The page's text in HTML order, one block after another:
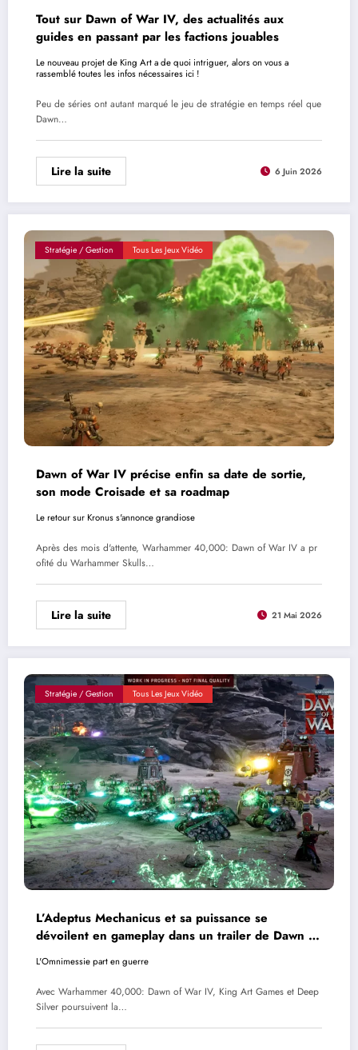
Tout sur Dawn of War IV, des actualités aux
guides en passant par les factions jouables
Le nouveau projet de King Art a de quoi intriguer, alors on vous a
rassemblé toutes les infos nécessaires ici !
Peu de séries ont autant marqué le jeu de stratégie en temps réel que
Dawn…
Lire la suite 6 Juin 2026
Stratégie / Gestion Tous Les Jeux Vidéo
Dawn of War IV précise enfin sa date de sortie,
son mode Croisade et sa roadmap
Le retour sur Kronus s'annonce grandiose
Après des mois d'attente, Warhammer 40,000: Dawn of War IV a pr
ofité du Warhammer Skulls…
Lire la suite 21 Mai 2026
Stratégie / Gestion Tous Les Jeux Vidéo
L’Adeptus Mechanicus et sa puissance se
dévoilent en gameplay dans un trailer de Dawn of
L'Omnimessie part en guerre
Avec Warhammer 40,000: Dawn of War IV, King Art Games et Deep
Silver poursuivent la…